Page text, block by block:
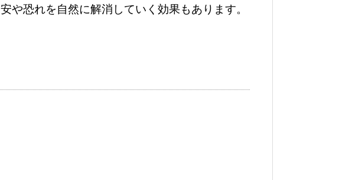
や恐れを自然に解消していく効果もあります。